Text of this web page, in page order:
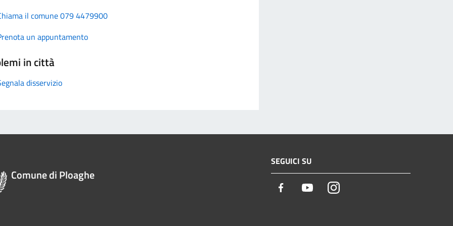
il comune 079 4479900
un appuntamento
in città
disservizio
Comune di Ploaghe
SEGUICI SU
Facebook YoutubeInstagram